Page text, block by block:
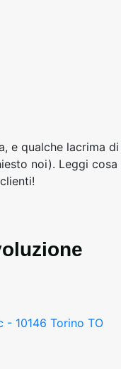
e qualche lacrima di
noi). Leggi cosa
- 10146 Torino TO